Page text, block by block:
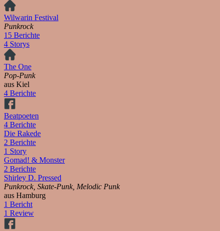
Wilwarin Festival
Punkrock
15 Berichte
4 Storys
The One
Pop-Punk
aus Kiel
4 Berichte
Beatpoeten
4 Berichte
Die Rakede
2 Berichte
1 Story
Gomad! & Monster
2 Berichte
Shirley D. Pressed
Punkrock, Skate-Punk, Melodic Punk
aus Hamburg
1 Bericht
1 Review